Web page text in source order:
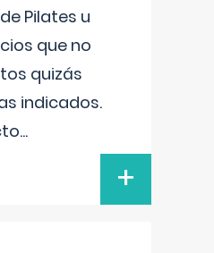
Pilates u
que no
quizás
indicados.
...
+